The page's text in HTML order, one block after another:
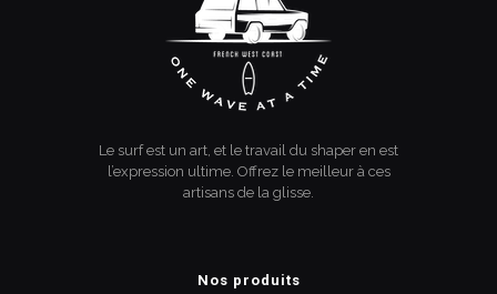
Le surf est un art, et le travail du shaper en est
l’expression ultime. Offrez le meilleur à ces
artisans de la glisse.
Nos produits